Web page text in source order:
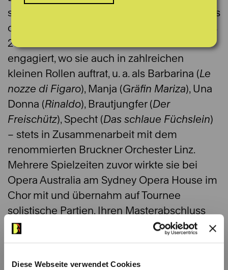
Diese Webseite verwendet Cookies
seit der Spielzeit 2025/26 Mitglied des Chors
der Bühnen Bern. Zuvor war sie von 2022 bis
2025 im Chor des Landestheaters Linz
engagiert, wo sie auch in zahlreichen
kleinen Rollen auftrat, u. a. als Barbarina (Le
nozze di Figaro), Manja (Gräfin Mariza), Una
Donna (Rinaldo), Brautjungfer (Der
Freischütz), Specht (Das schlaue Füchslein)
– stets in Zusammenarbeit mit dem
renommierten Bruckner Orchester Linz.
Mehrere Spielzeiten zuvor wirkte sie bei
Opera Australia am Sydney Opera House im
Chor mit und übernahm auf Tournee
solistische Partien. Ihren Masterabschluss
erwarb sie 2020 am Royal Conservatoire of
Scotland bei Kathleen McKellar Ferguson.